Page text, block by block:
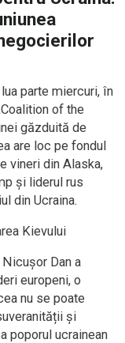
parte miercuri, în
of the
găzduită de
are loc pe fondul
vineri din Alaska,
și liderul rus
din Ucraina.
Kievului
Dan a
europeni, o
nu se poate
și
poporul ucrainean